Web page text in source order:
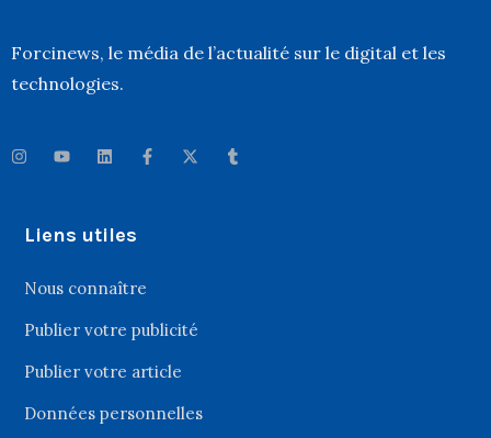
Forcinews, le média de l’actualité sur le digital et les
technologies.
Liens utiles
Nous connaître
Publier votre publicité
Publier votre article
Données personnelles